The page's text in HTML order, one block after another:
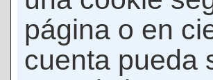
página o en
cuenta pueda